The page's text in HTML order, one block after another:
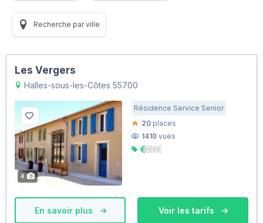
Recherche par ville
Les Vergers
Halles-sous-les-Côtes 55700
4
Résidence Service Senior
20 places
1410 vues
En savoir plus Voir les tarifs